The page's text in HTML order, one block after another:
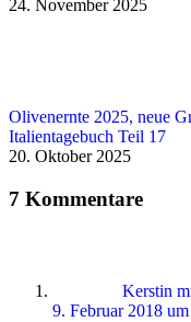
24. November 2025
Olivenernte 2025, neue
Italientagebuch Teil 17
20. Oktober 2025
7 Kommentare
Kerstin
9. Februar 2018